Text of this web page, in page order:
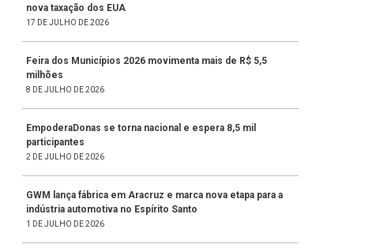
nova taxação dos EUA
17 DE JULHO DE 2026
Feira dos Municípios 2026 movimenta mais de R$ 5,5
milhões
8 DE JULHO DE 2026
EmpoderaDonas se torna nacional e espera 8,5 mil
participantes
2 DE JULHO DE 2026
GWM lança fábrica em Aracruz e marca nova etapa para a
indústria automotiva no Espírito Santo
1 DE JULHO DE 2026